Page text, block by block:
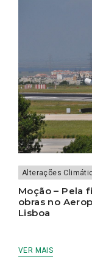
Alterações
Moção – Pela
obras no
Lisboa
VER MAIS